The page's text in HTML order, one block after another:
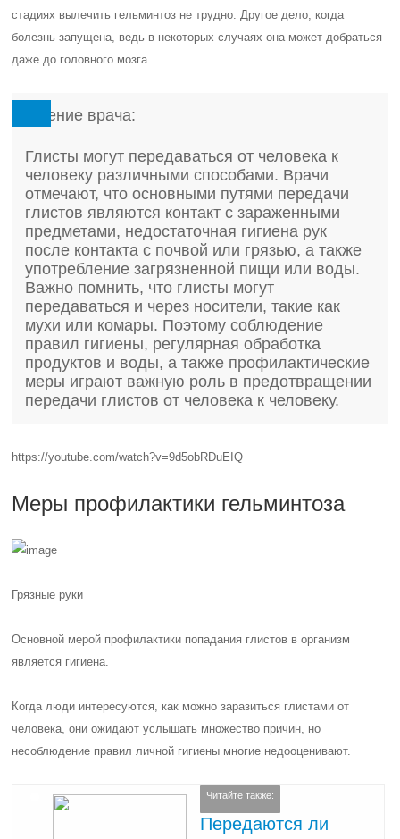
стадиях вылечить гельминтоз не трудно. Другое дело, когда
болезнь запущена, ведь в некоторых случаях она может добраться
даже до головного мозга.
Мнение врача:
Глисты могут передаваться от человека к
человеку различными способами. Врачи
отмечают, что основными путями передачи
глистов являются контакт с зараженными
предметами, недостаточная гигиена рук
после контакта с почвой или грязью, а также
употребление загрязненной пищи или воды.
Важно помнить, что глисты могут
передаваться и через носители, такие как
мухи или комары. Поэтому соблюдение
правил гигиены, регулярная обработка
продуктов и воды, а также профилактические
меры играют важную роль в предотвращении
передачи глистов от человека к человеку.
https://youtube.com/watch?v=9d5obRDuEIQ
Меры профилактики гельминтоза
Грязные руки
Основной мерой профилактики попадания глистов в организм
является гигиена.
Когда люди интересуются, как можно заразиться глистами от
человека, они ожидают услышать множество причин, но
несоблюдение правил личной гигиены многие недооценивают.
Читайте также:
Передаются ли